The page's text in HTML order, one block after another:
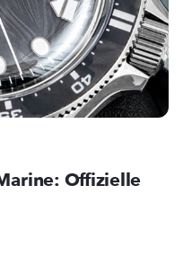
Offizielle